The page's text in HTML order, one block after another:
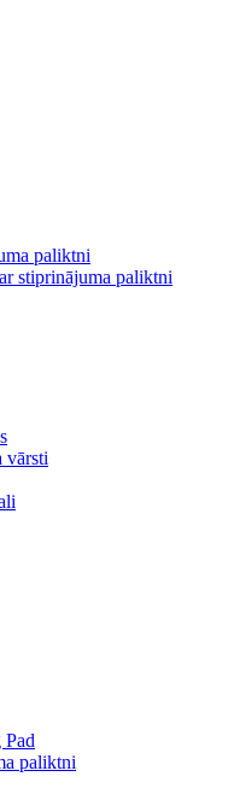
paliktni
stiprinājuma paliktni
vārsti
paliktni